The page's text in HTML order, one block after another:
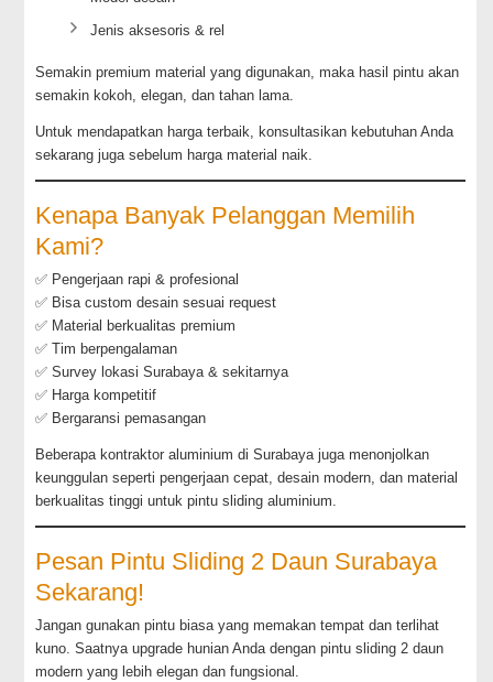
Jenis aksesoris & rel
Semakin premium material yang digunakan, maka hasil pintu akan
semakin kokoh, elegan, dan tahan lama.
Untuk mendapatkan harga terbaik, konsultasikan kebutuhan Anda
sekarang juga sebelum harga material naik.
Kenapa Banyak Pelanggan Memilih
Kami?
✅ Pengerjaan rapi & profesional
✅ Bisa custom desain sesuai request
✅ Material berkualitas premium
✅ Tim berpengalaman
✅ Survey lokasi Surabaya & sekitarnya
✅ Harga kompetitif
✅ Bergaransi pemasangan
Beberapa kontraktor aluminium di Surabaya juga menonjolkan
keunggulan seperti pengerjaan cepat, desain modern, dan material
berkualitas tinggi untuk pintu sliding aluminium.
Pesan Pintu Sliding 2 Daun Surabaya
Sekarang!
Jangan gunakan pintu biasa yang memakan tempat dan terlihat
kuno. Saatnya upgrade hunian Anda dengan pintu sliding 2 daun
modern yang lebih elegan dan fungsional.